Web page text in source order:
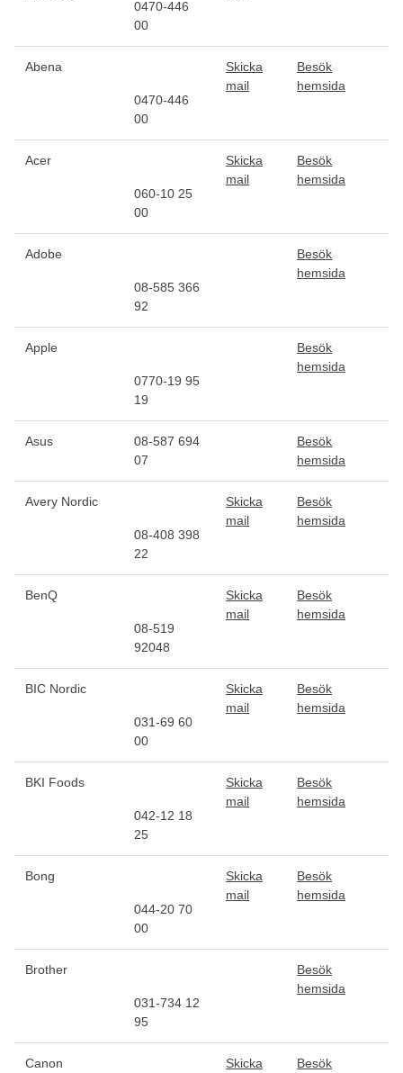
0470-446
00
Abena
0470-446
00
Skicka
mail
Besök
hemsida
Acer
060-10 25
00
Skicka
mail
Besök
hemsida
Adobe
08-585 366
92
Besök
hemsida
Apple
0770-19 95
19
Besök
hemsida
Asus
08-587 694
07
Besök
hemsida
Avery Nordic
08-408 398
22
Skicka
mail
Besök
hemsida
BenQ
08-519
92048
Skicka
mail
Besök
hemsida
BIC Nordic
031-69 60
00
Skicka
mail
Besök
hemsida
BKI Foods
042-12 18
25
Skicka
mail
Besök
hemsida
Bong
044-20 70
00
Skicka
mail
Besök
hemsida
Brother
031-734 12
95
Besök
hemsida
Canon
Skicka
Besök